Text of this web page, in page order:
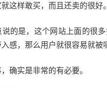
这样敢买，而且还卖的很好。
的是，这个网站上面的很
感，那么用户就很容易就
确实是非常的有必要。